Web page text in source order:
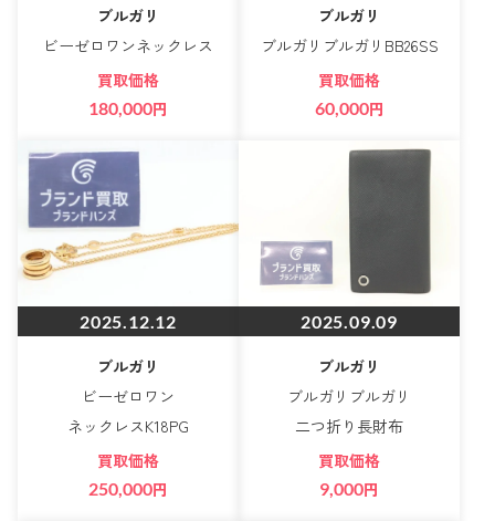
ブルガリ
ビーゼロワンネックレス
買取価格
180,000円
ブルガリ
ブルガリブルガリBB26SS
買取価格
60,000円
2025.12.12
ブルガリ
ビーゼロワン
ネックレスK18PG
買取価格
250,000円
2025.09.09
ブルガリ
ブルガリブルガリ
二つ折り長財布
買取価格
9,000円